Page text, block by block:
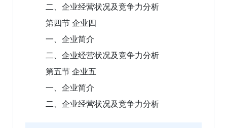
二、企业经营状况及竞争力分析
第四节 企业四
一、企业简介
二、企业经营状况及竞争力分析
第五节 企业五
一、企业简介
二、企业经营状况及竞争力分析